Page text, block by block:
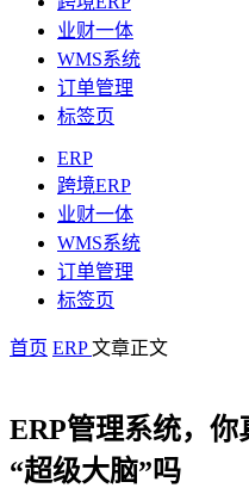
业财一体
WMS系统
订单管理
标签页
ERP
跨境ERP
业财一体
WMS系统
订单管理
标签页
首页 ERP文章正文
ERP管理系统，
“超级大脑”吗